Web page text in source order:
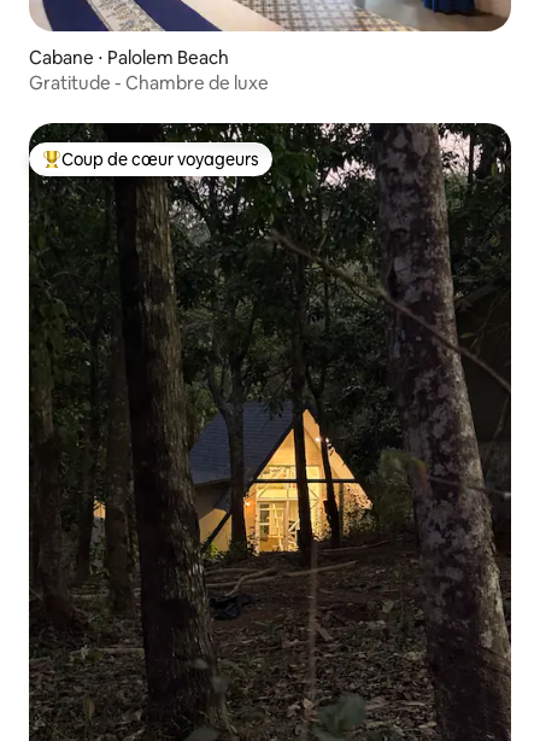
Cabane ⋅ Palolem Beach
Gratitude - Chambre de luxe
Coups de cœur voyageurs les plus appréciés
Coup de cœur voyageurs